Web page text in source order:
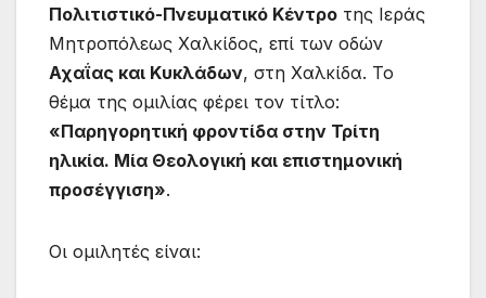
Πολιτιστικό-Πνευματικό Κέντρο της Ιεράς
Μητροπόλεως Χαλκίδος, επί των οδών
Αχαΐας και Κυκλάδων, στη Χαλκίδα. Το
θέμα της ομιλίας φέρει τον τίτλο:
«Παρηγορητική φροντίδα στην Τρίτη
ηλικία. Μία Θεολογική και επιστημονική
προσέγγιση».
Οι ομιλητές είναι: